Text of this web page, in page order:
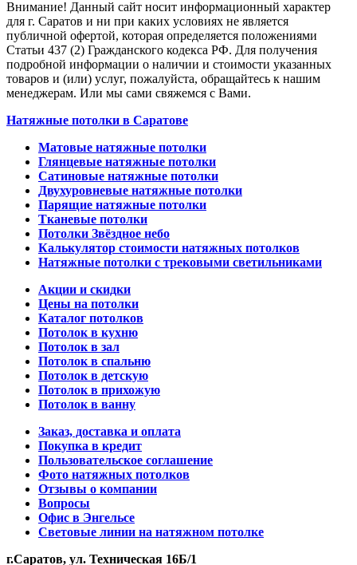
Внимание! Данный сайт носит информационный характер
для г. Саратов и ни при каких условиях не является
публичной офертой, которая определяется положениями
Статьи 437 (2) Гражданского кодекса РФ. Для получения
подробной информации о наличии и стоимости указанных
товаров и (или) услуг, пожалуйста, обращайтесь к нашим
менеджерам. Или мы сами свяжемся с Вами.
Натяжные потолки в Саратове
Матовые натяжные потолки
Глянцевые натяжные потолки
Сатиновые натяжные потолки
Двухуровневые натяжные потолки
Парящие натяжные потолки
Тканевые потолки
Потолки Звёздное небо
Калькулятор стоимости натяжных потолков
Натяжные потолки с трековыми светильниками
Акции и скидки
Цены на потолки
Каталог потолков
Потолок в кухню
Потолок в зал
Потолок в спальню
Потолок в детскую
Потолок в прихожую
Потолок в ванну
Заказ, доставка и оплата
Покупка в кредит
Пользовательское соглашение
Фото натяжных потолков
Отзывы о компании
Вопросы
Офис в Энгельсе
Световые линии на натяжном потолке
г.Саратов, ул. Техническая 16Б/1